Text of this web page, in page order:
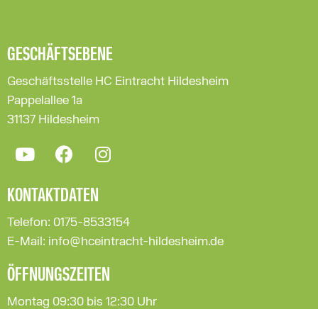
GESCHÄFTSEBENE
Geschäftsstelle HC Eintracht Hildesheim
Pappelallee 1a
31137 Hildesheim
KONTAKTDATEN
Telefon: 0175-8533154
E-Mail: info@hceintracht-hildesheim.de
ÖFFNUNGSZEITEN
Montag 09:30 bis 12:30 Uhr